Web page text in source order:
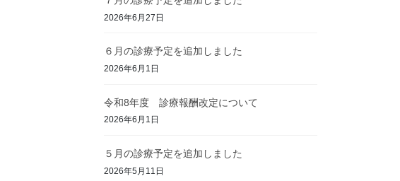
2026年6月27日
６月の診療予定を追加しました
2026年6月1日
令和8年度 診療報酬改定について
2026年6月1日
５月の診療予定を追加しました
2026年5月11日